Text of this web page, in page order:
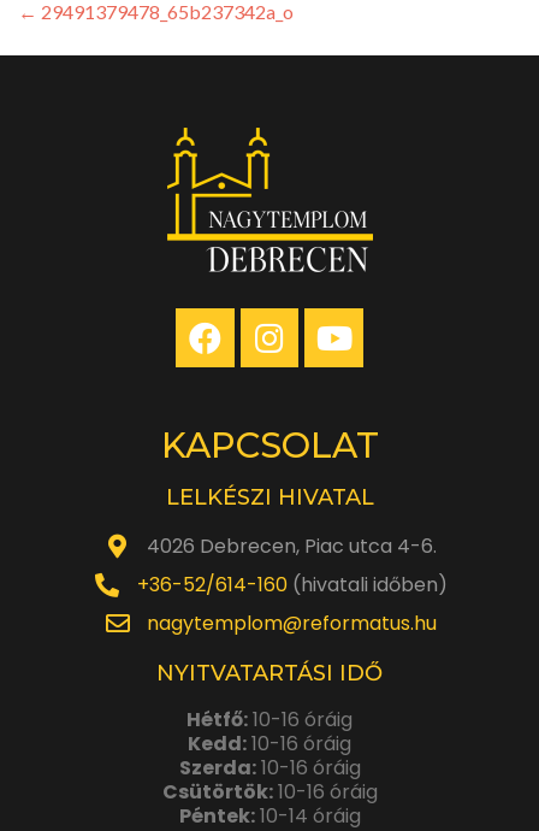
← 29491379478_65b237342a_o
KAPCSOLAT
LELKÉSZI HIVATAL
4026 Debrecen, Piac utca 4-6.
+36-52/614-160(hivatali időben)
nagytemplom@reformatus.hu
NYITVATARTÁSI IDŐ
Hétfő:10-16 óráig
Kedd:10-16 óráig
Szerda:10-16 óráig
Csütörtök:10-16 óráig
Péntek:10-14 óráig